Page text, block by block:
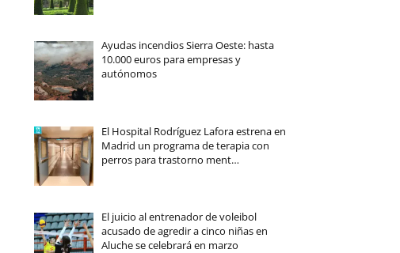
Ayudas incendios Sierra Oeste: hasta
10.000 euros para empresas y
autónomos
El Hospital Rodríguez Lafora estrena en
Madrid un programa de terapia con
perros para trastorno ment…
El juicio al entrenador de voleibol
acusado de agredir a cinco niñas en
Aluche se celebrará en marzo